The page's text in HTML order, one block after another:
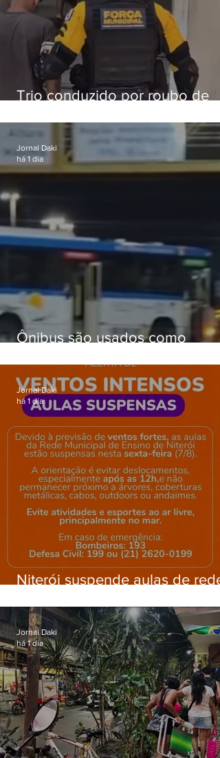
Trio conduzido por roubo de
passagens
Ônibus são usados como
Gardênia Azul
Jornal Daki
há 1 dia
Niterói suspende aulas de rede
ventos fortes nesta sexta (7)
Jornal Daki
há 1 dia
Jornal Daki
há 1 dia